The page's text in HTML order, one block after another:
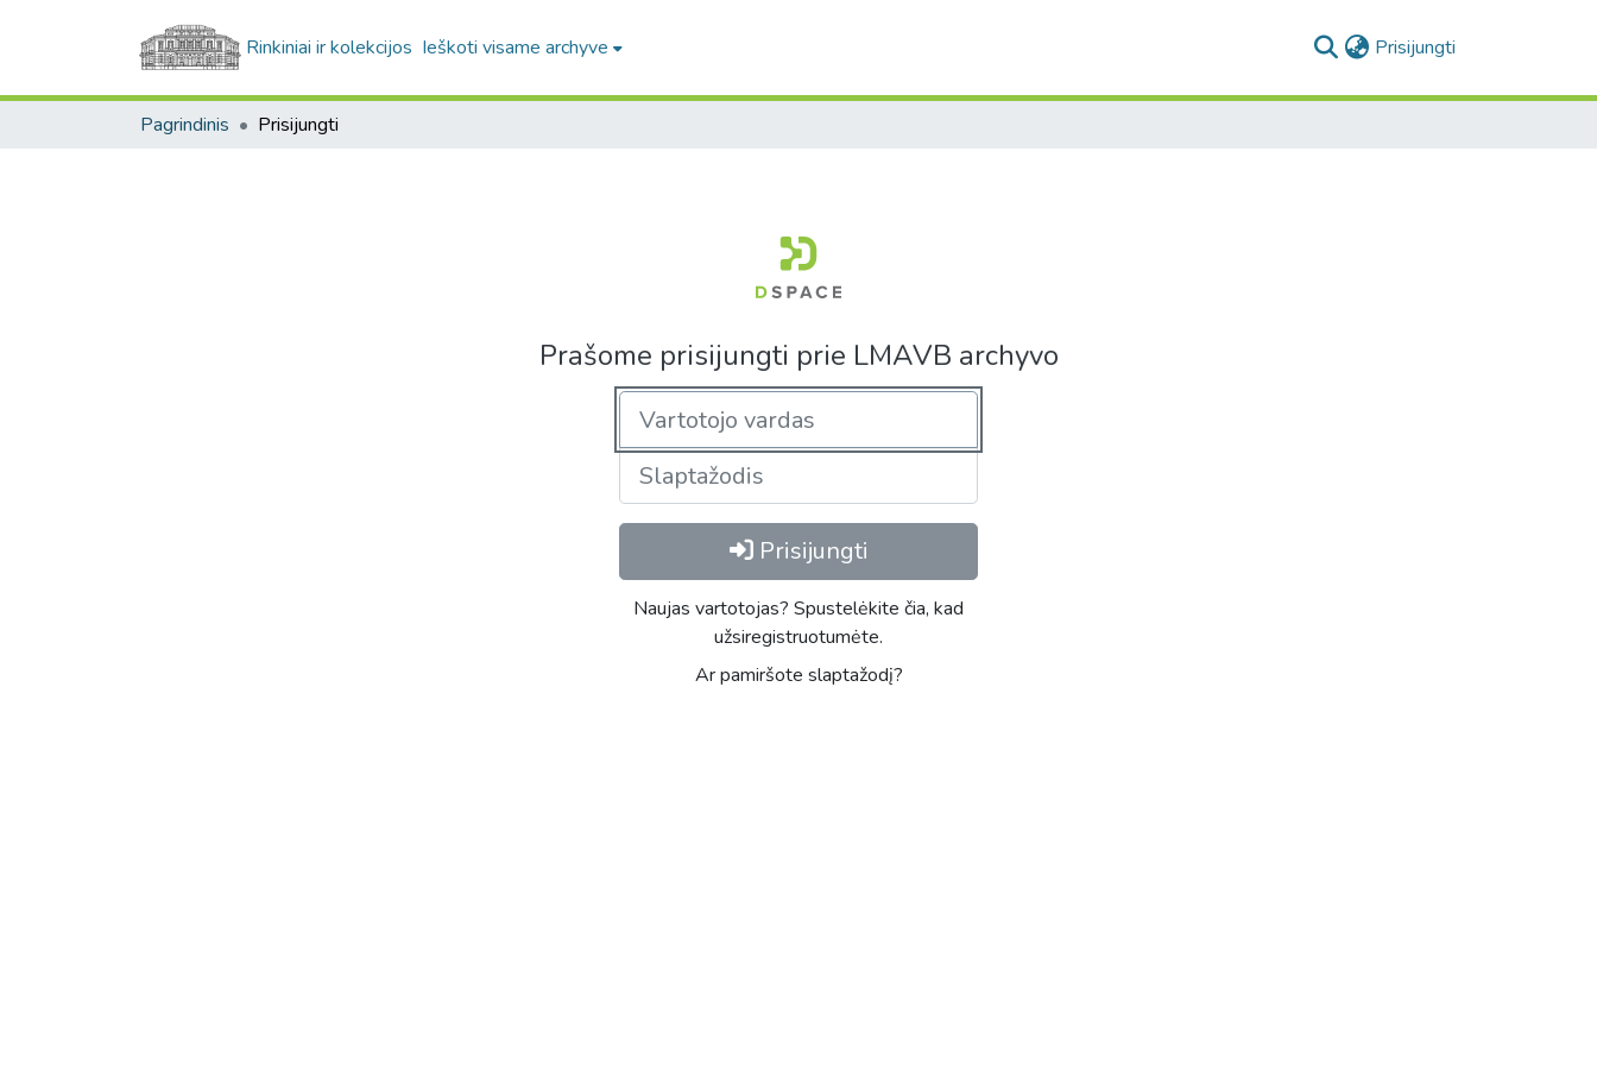
Rinkiniai ir kolekcijos Ieškoti visame archyve Prisijungti
Pagrindinis Prisijungti
Prašome prisijungti prie LMAVB archyvo
Prisijungti
Naujas vartotojas? Spustelėkite čia, kad
užsiregistruotumėte.
Ar pamiršote slaptažodį?